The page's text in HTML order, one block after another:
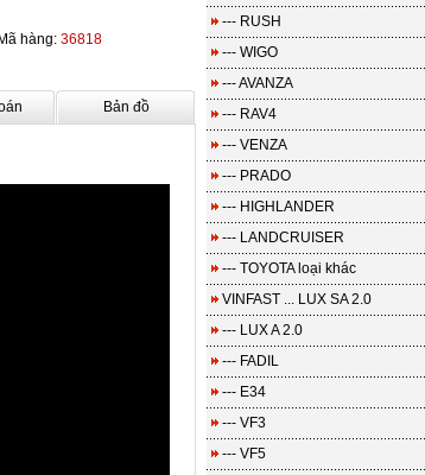
Mã hàng: 36818
Bản đồ
--- RUSH
--- WIGO
--- AVANZA
--- RAV4
--- VENZA
--- PRADO
--- HIGHLANDER
--- LANDCRUISER
--- TOYOTA loại khác
VINFAST ... LUX SA 2.0
--- LUX A 2.0
--- FADIL
--- E34
--- VF3
--- VF5